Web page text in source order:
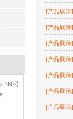
[产品展示]
[产品展示]
[产品展示]
[产品展示]
[产品展示]
[产品展示]
[产品展示]
360号